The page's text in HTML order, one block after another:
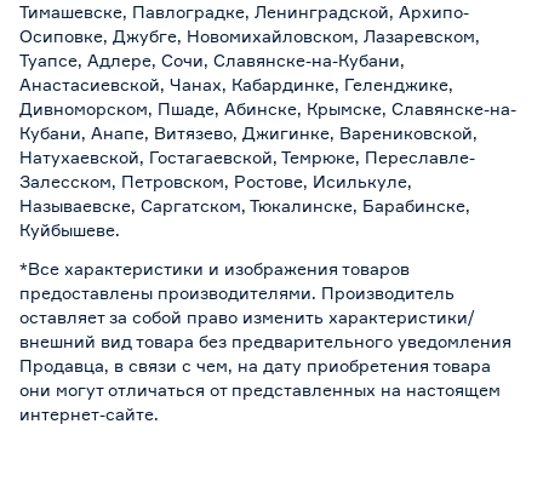
Тимашевске, Павлоградке, Ленинградской, Архипо-
Осиповке, Джубге, Новомихайловском, Лазаревском,
Туапсе, Адлере, Сочи, Славянске-на-Кубани,
Анастасиевской, Чанах, Кабардинке, Геленджике,
Дивноморском, Пшаде, Абинске, Крымске, Славянске-на-
Кубани, Анапе, Витязево, Джигинке, Варениковской,
Натухаевской, Гостагаевской, Темрюке, Переславле-
Залесском, Петровском, Ростове, Исилькуле,
Называевске, Саргатском, Тюкалинске, Барабинске,
Куйбышеве.
*Все характеристики и изображения товаров
предоставлены производителями. Производитель
оставляет за собой право изменить характеристики/
внешний вид товара без предварительного уведомления
Продавца, в связи с чем, на дату приобретения товара
они могут отличаться от представленных на настоящем
интернет-сайте.